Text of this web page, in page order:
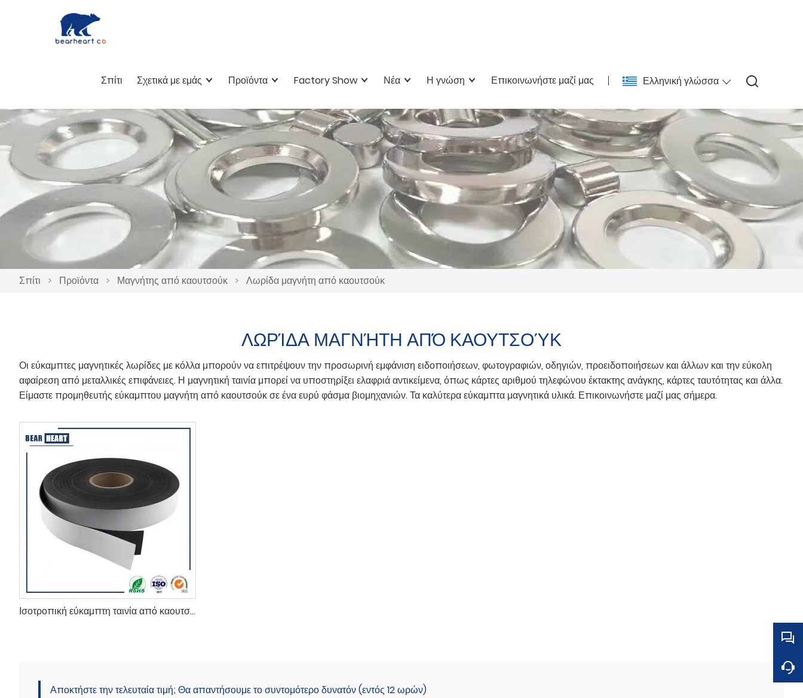
Ελληνική γλώσσα
Σπίτι Σχετικά με εμάς Προϊόντα Factory Show Νέα Η γνώση Επικοινωνήστε μαζί μας
Σπίτι > Προϊόντα > Μαγνήτης από καουτσούκ > Λωρίδα μαγνήτη από καουτσούκ
ΛΩΡΊΔΑ ΜΑΓΝΉΤΗ ΑΠΌ ΚΑΟΥΤΣΟΎΚ
Οι εύκαμπτες μαγνητικές λωρίδες με κόλλα μπορούν να επιτρέψουν την προσωρινή εμφάνιση ειδοποιήσεων, φωτογραφιών, οδηγιών, προειδοποιήσεων και άλλων και την εύκολη
αφαίρεση από μεταλλικές επιφάνειες. Η μαγνητική ταινία μπορεί να υποστηρίξει ελαφριά αντικείμενα, όπως κάρτες αριθμού τηλεφώνου έκτακτης ανάγκης, κάρτες ταυτότητας και άλλα.
Είμαστε προμηθευτής εύκαμπτου μαγνήτη από καουτσούκ σε ένα ευρύ φάσμα βιομηχανιών. Τα καλύτερα εύκαμπτα μαγνητικά υλικά. Επικοινωνήστε μαζί μας σήμερα.
Ισοτροπική εύκαμπτη ταινία από καουτσούκ
Αποκτήστε την τελευταία τιμή; Θα απαντήσουμε το συντομότερο δυνατόν (εντός 12 ωρών)